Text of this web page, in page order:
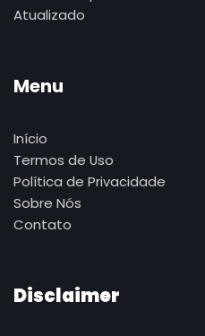
Atualizado
Menu
Início
Termos de Uso
Política de Privacidade
Sobre Nós
Contato
Disclaimer